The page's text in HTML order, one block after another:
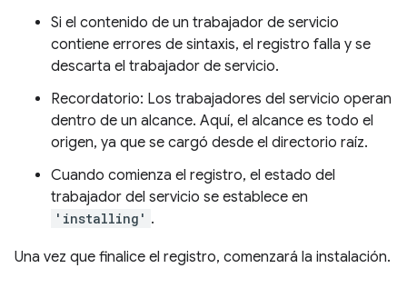
Si el contenido de un trabajador de servicio
contiene errores de sintaxis, el registro falla y se
descarta el trabajador de servicio.
Recordatorio: Los trabajadores del servicio operan
dentro de un alcance. Aquí, el alcance es todo el
origen, ya que se cargó desde el directorio raíz.
Cuando comienza el registro, el estado del
trabajador del servicio se establece en
'installing' .
Una vez que finalice el registro, comenzará la instalación.